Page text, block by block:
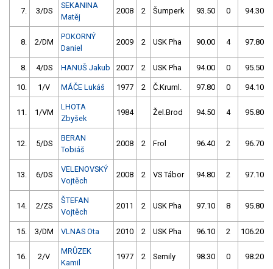
7. 3/DS
SEKANINA
Matěj
2008 2 Šumperk 93.50 0 94.30
8. 2/DM
POKORNÝ
Daniel
2009 2 USK Pha 90.00 4 97.80
8. 4/DS HANUŠ Jakub 2007 2 USK Pha 94.00 0 95.50
10. 1/V MÁČE Lukáš 1977 2 Č.Kruml. 97.80 0 94.10
11. 1/VM
LHOTA
Zbyšek
1984 Žel.Brod 94.50 4 95.80
12. 5/DS
BERAN
Tobiáš
2008 2 Frol 96.40 2 96.70
13. 6/DS
VELENOVSKÝ
Vojtěch
2008 2 VS Tábor 94.80 2 97.10
14. 2/ZS
ŠTEFAN
Vojtěch
2011 2 USK Pha 97.10 8 95.80
15. 3/DM VLNAS Ota 2010 2 USK Pha 96.10 2 106.20
16. 2/V
MRŮZEK
Kamil
1977 2 Semily 98.30 0 98.20